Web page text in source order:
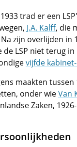
trad er een
J.A. Kalff, die
zijn overlijden in
de LSP niet terug
vijfde
maakten
onder wieVan
Zaken,